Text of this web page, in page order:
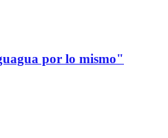
por lo mismo"